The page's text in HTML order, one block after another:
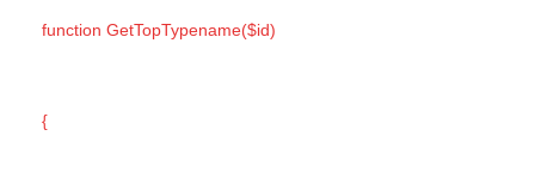
function GetTopTypename($id)
{